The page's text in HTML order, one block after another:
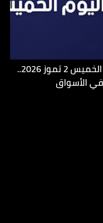
أسعار الدولار في العراق اليوم الخميس 2 تموز 2026..
الأسواق